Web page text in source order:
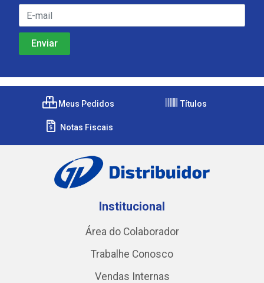
Meus Pedidos Títulos
Notas Fiscais
Institucional
Área do Colaborador
Trabalhe Conosco
Vendas Internas